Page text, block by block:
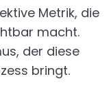
Metrik, die
macht.
der diese
bringt.